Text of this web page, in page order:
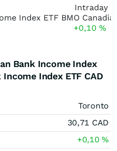
Intraday
+0,10 %
Bank Income Index
Income Index ETF CAD
Toronto
30,71 CAD
+0,10%